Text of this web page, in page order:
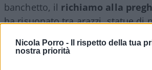
Nicola Porro -
Il rispetto della tua
nostra priorità
banchetto, il richiamo alla
ha risuonato tra arazzi, statue di
trasformazione culturale in atto